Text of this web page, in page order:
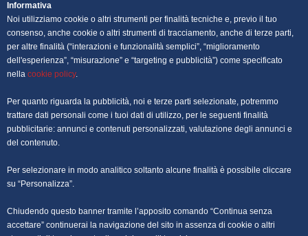
OFFERTE DI LAVORO PALERMO
OFFERTE DI LAVORO PERUGIA
OFFERTE DI LAVORO ROMA
OFFERTE DI LAVORO TRIESTE
Informativa
Noi utilizziamo cookie o altri strumenti per finalità tecniche e, previo il tuo
consenso, anche cookie o altri strumenti di tracciamento, anche di terze parti,
per altre finalità (“interazioni e funzionalità semplici”, “miglioramento
dell'esperienza”, “misurazione” e “targeting e pubblicità”) come specificato
nella cookie policy.
Per quanto riguarda la pubblicità, noi e terze parti selezionate, potremmo
trattare dati personali come i tuoi dati di utilizzo, per le seguenti finalità
pubblicitarie: annunci e contenuti personalizzati, valutazione degli annunci e
del contenuto.
Per selezionare in modo analitico soltanto alcune finalità è possibile cliccare
su “Personalizza”.
Chiudendo questo banner tramite l’apposito comando “Continua senza
accettare” continuerai la navigazione del sito in assenza di cookie o altri